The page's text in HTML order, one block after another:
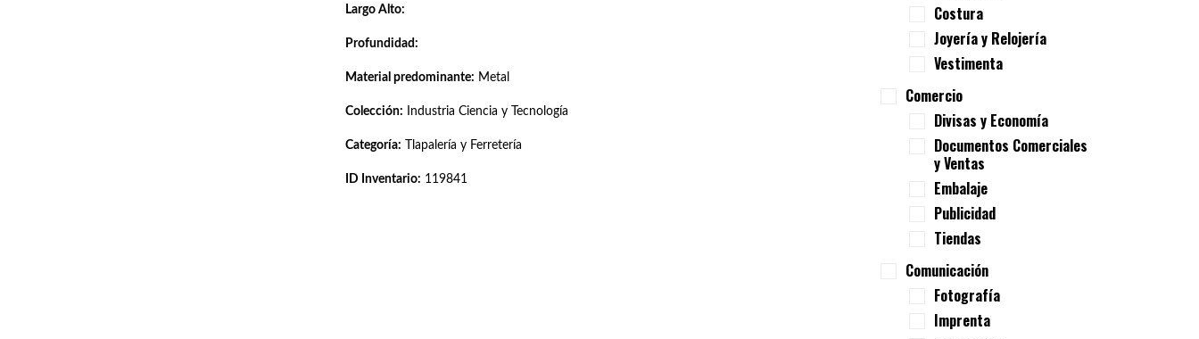
Largo Alto:
Profundidad:
Material predominante: Metal
Colección: Industria Ciencia y Tecnología
Categoría: Tlapalería y Ferretería
ID Inventario: 119841
Costura
Joyería y Relojería
Vestimenta
Comercio
Divisas y Economía
Documentos Comerciales
y Ventas
Embalaje
Publicidad
Tiendas
Comunicación
Fotografía
Imprenta